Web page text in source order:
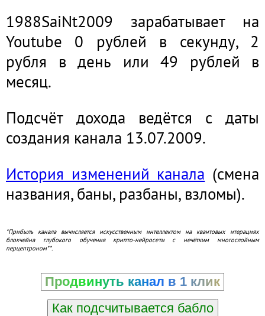
1988SaiNt2009 зарабатывает на
Youtube 0 рублей в секунду, 2
рубля в день или 49 рублей в
месяц.
Подсчёт дохода ведётся с даты
создания канала 13.07.2009.
История изменений канала (смена
названия, баны, разбаны, взломы).
*Прибыль канала вычисляется искусственным интеллектом на квантовых итерациях
блокчейна глубокого обучения крипто-нейросети с нечётким многослойным
перцептроном**.
Продвинуть канал в 1 клик
Как подсчитывается бабло